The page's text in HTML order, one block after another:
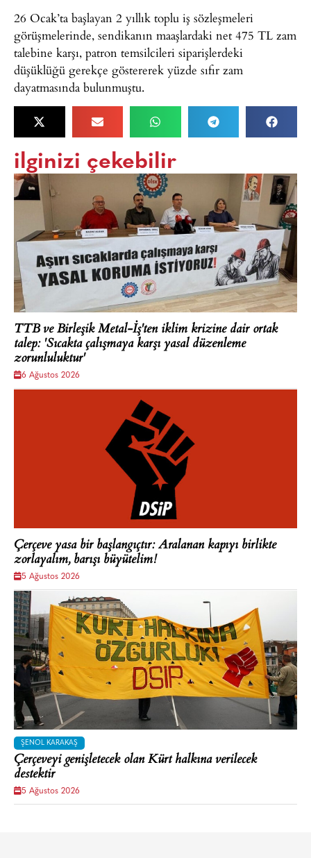
26 Ocak’ta başlayan 2 yıllık toplu iş sözleşmeleri
görüşmelerinde, sendikanın maaşlardaki net 475 TL zam
talebine karşı, patron temsilcileri siparişlerdeki
düşüklüğü gerekçe göstererek yüzde sıfır zam
dayatmasında bulunmuştu.
ilginizi çekebilir
TTB ve Birleşik Metal-İş'ten iklim krizine dair ortak
talep: 'Sıcakta çalışmaya karşı yasal düzenleme
zorunluluktur'
6 Ağustos 2026
Çerçeve yasa bir başlangıçtır: Aralanan kapıyı birlikte
zorlayalım, barışı büyütelim!
5 Ağustos 2026
ŞENOL KARAKAŞ
Çerçeveyi genişletecek olan Kürt halkına verilecek
destektir
5 Ağustos 2026